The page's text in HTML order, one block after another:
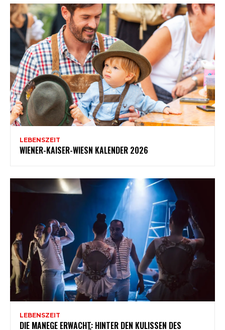
LEBENSZEIT
WIENER-KAISER-WIESN KALENDER 2026
LEBENSZEIT
DIE MANEGE ERWACHT: HINTER DEN KULISSEN DES